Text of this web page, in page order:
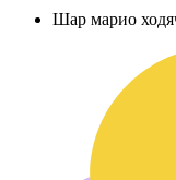
Шар марио